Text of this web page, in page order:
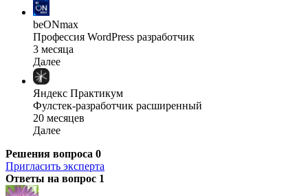
beONmax
Профессия WordPress разработчик
3 месяца
Далее
Яндекс Практикум
Фулстек-разработчик расширенный
20 месяцев
Далее
Решения вопроса 0
Пригласить эксперта
Ответы на вопрос 1